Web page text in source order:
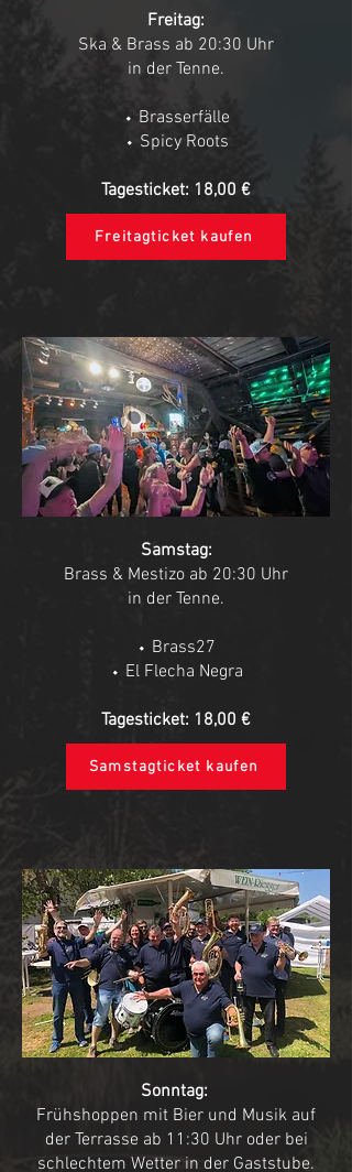
Freitag:
Ska & Brass ab 20:30 Uhr
in der Tenne.
⬩ Brasserfälle
⬩ Spicy Roots
Tagesticket: 18,00 €
Freitagticket kaufen
Samstag:
Brass & Mestizo ab 20:30 Uhr
in der Tenne.
⬩ Brass27
⬩ El Flecha Negra
Tagesticket: 18,00 €
Samstagticket kaufen
Sonntag:
Frühshoppen mit Bier und Musik auf
der Terrasse ab 11:30 Uhr oder bei
schlechtem Wetter in der Gaststube.